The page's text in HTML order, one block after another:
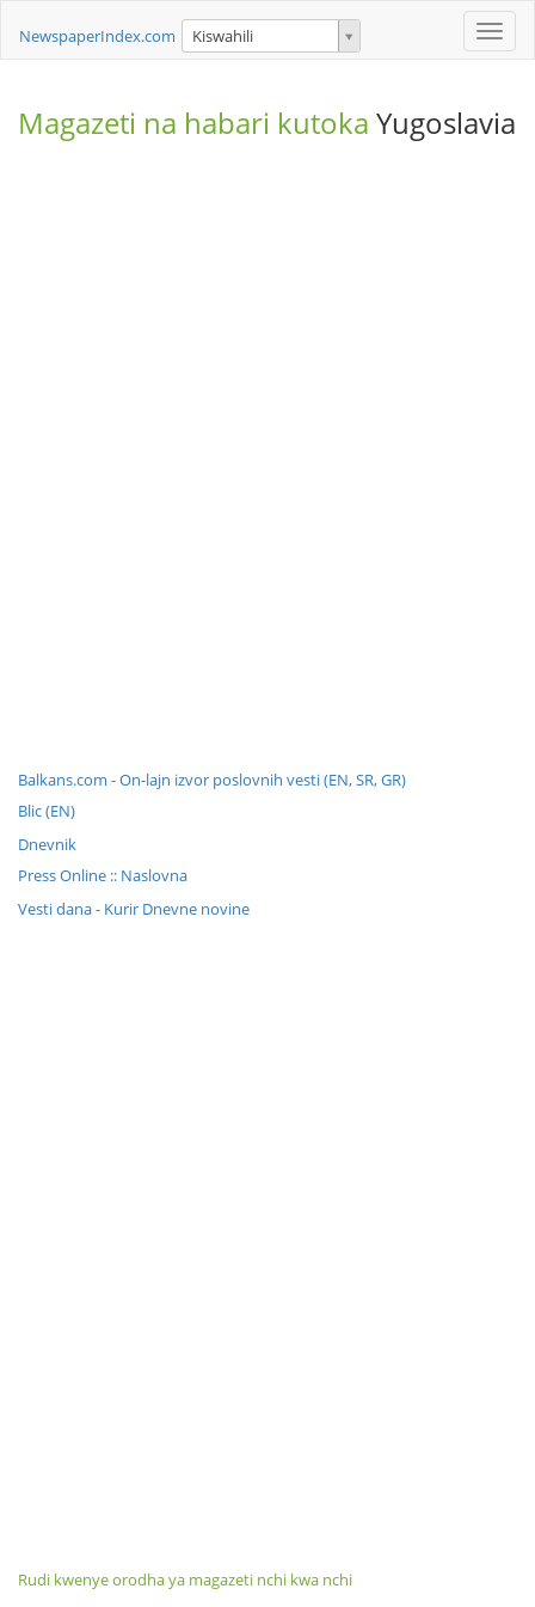
Toggle
NewspaperIndex.com Kiswahili
Magazeti na habari kutoka Yugoslavia
Balkans.com - On-lajn izvor poslovnih vesti (EN, SR, GR)
Blic (EN)
Dnevnik
Press Online :: Naslovna
Vesti dana - Kurir Dnevne novine
Rudi kwenye orodha ya magazeti nchi kwa nchi